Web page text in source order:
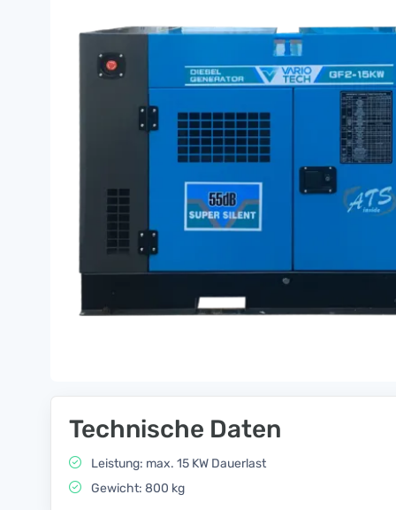
Technische Daten
Leistung: max. 15 KW Dauerlast
Gewicht: 800 kg